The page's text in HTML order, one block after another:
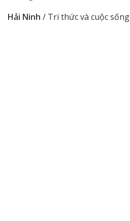
Hải Ninh / Tri thức và cuộc sống